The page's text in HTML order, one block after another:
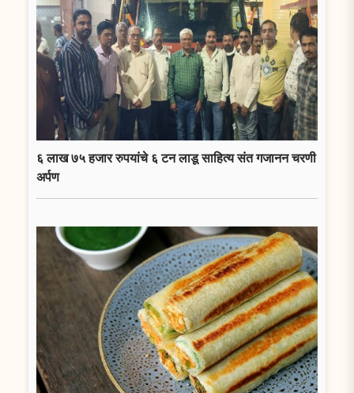
६ लाख ७५ हजार रुपयांचे ६ टन लाडू साहित्य संत गजानन चरणी
अर्पण